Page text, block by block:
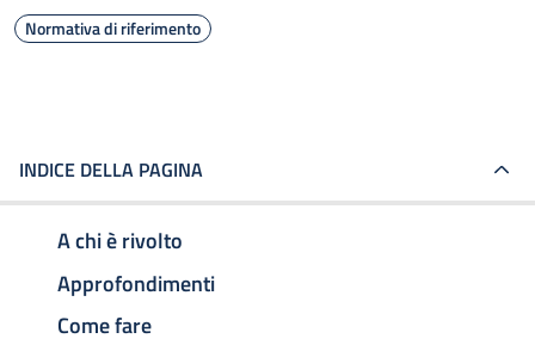
Normativa di riferimento
INDICE DELLA PAGINA
A chi è rivolto
Approfondimenti
Come fare